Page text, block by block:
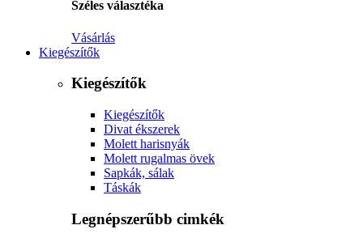
Széles választéka
Vásárlás
Kiegészítők
Kiegészítők
Kiegészítők
Divat ékszerek
Molett harisnyák
Molett rugalmas övek
Sapkák, sálak
Táskák
Legnépszerűbb cimkék